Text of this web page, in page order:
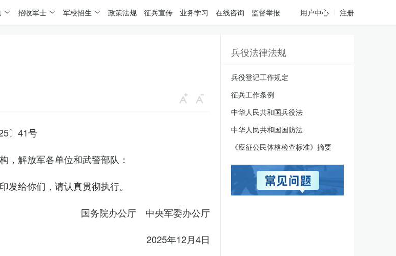
招收军士 军校招生 政策法规 征兵宣传 业务学习 在线咨询 监督举报 用户中心 注册
〕41号
，解放军各单位和武警部队：
发给你们，请认真贯彻执行。
国务院办公厅 中央军委办公厅
2025年12月4日
兵役法律法规
兵役登记工作规定
征兵工作条例
中华人民共和国兵役法
中华人民共和国国防法
《应征公民体格检查标准》摘要